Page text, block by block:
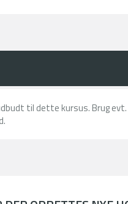
til dette kursus. Brug